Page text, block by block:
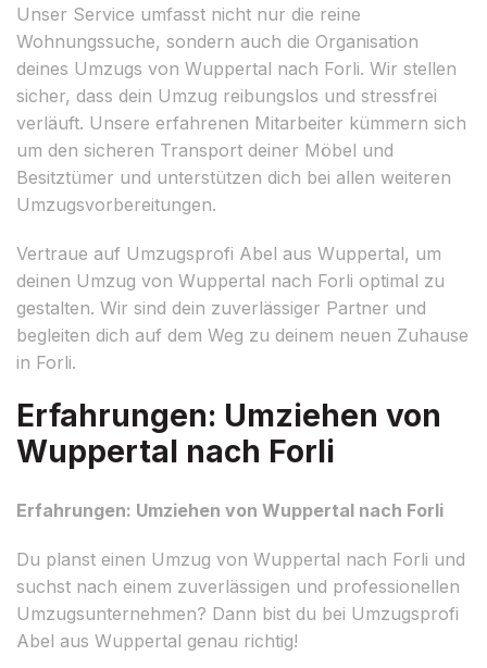
Unser Service umfasst nicht nur die reine
Wohnungssuche, sondern auch die Organisation
deines Umzugs von Wuppertal nach Forli. Wir stellen
sicher, dass dein Umzug reibungslos und stressfrei
verläuft. Unsere erfahrenen Mitarbeiter kümmern sich
um den sicheren Transport deiner Möbel und
Besitztümer und unterstützen dich bei allen weiteren
Umzugsvorbereitungen.
Vertraue auf Umzugsprofi Abel aus Wuppertal, um
deinen Umzug von Wuppertal nach Forli optimal zu
gestalten. Wir sind dein zuverlässiger Partner und
begleiten dich auf dem Weg zu deinem neuen Zuhause
in Forli.
Erfahrungen: Umziehen von
Wuppertal nach Forli
Erfahrungen: Umziehen von Wuppertal nach Forli
Du planst einen Umzug von Wuppertal nach Forli und
suchst nach einem zuverlässigen und professionellen
Umzugsunternehmen? Dann bist du bei Umzugsprofi
Abel aus Wuppertal genau richtig!